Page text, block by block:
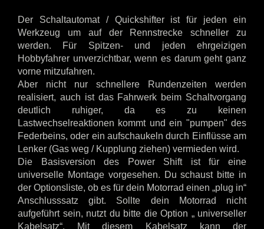
Der Schaltautomat / Quickshifter ist für jeden ein
Werkzeug um auf der Rennstrecke schneller zu
werden. Für Spitzen- und jeden ehrgeizigen
Hobbyfahrer unverzichtbar, wenn es darum geht ganz
vorne mitzufahren.
Aber nicht nur schnellere Rundenzeiten werden
realisiert, auch ist das Fahrwerk beim Schaltvorgang
deutlich ruhiger, da es zu keinen
Lastwechselreaktionen kommt und ein "pumpen" des
Federbeins, oder ein aufschaukeln durch Einflüsse am
Lenker (Gas weg / Kupplung ziehen) vermieden wird.
Die Basisversion des Power Shift ist für eine
universelle Montage vorgesehen. Du schaust bitte in
der Optionsliste, ob es für dein Motorrad einen „plug in“
Anschlusssatz gibt. Sollte dein Motorrad nicht
aufgeführt sein, nutzt du bitte die Option „ universeller
Kabelsatz“. Mit diesem Kabelsatz kann der